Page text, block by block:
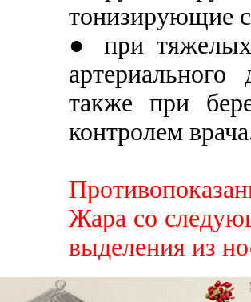
тонизирующие
● при тяжелых
также при
контролем
Жара со
выделения из